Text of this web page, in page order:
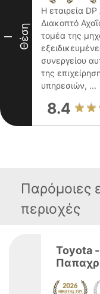
I Θέση
Η εταιρεία
Διακοπτό
τομέα της
συνεργείου
της
υπηρεσιών, ...
8.4
Παρόμοιες
περιοχές
Toyota